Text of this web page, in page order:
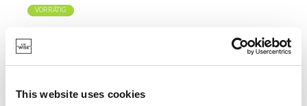
This website uses cookies
VORRÄTIG
SÜSSER UND FRUCHTIGER RAUCHGESCHMACK.